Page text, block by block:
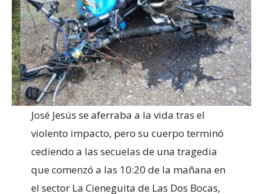
José Jesús se aferraba a la vida tras el
violento impacto, pero su cuerpo terminó
cediendo a las secuelas de una tragedia
que comenzó a las 10:20 de la mañana en
el sector La Cieneguita de Las Dos Bocas,